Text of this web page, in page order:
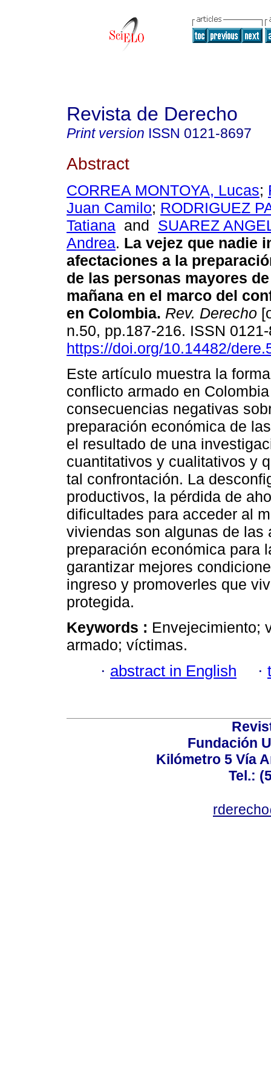
Revista de Derecho
Print version ISSN 0121-8697
Abstract
CORREA MONTOYA, Lucas;
Juan Camilo; RODRIGUEZ
Tatiana and SUAREZ
Andrea. La vejez que nadie
afectaciones a la
de las personas mayores
mañana en el marco del
en Colombia. Rev. Derecho
n.50, pp.187-216. ISSN
https://doi.org/10.14482/
Este artículo muestra la
conflicto armado en
consecuencias negativas
preparación económica de
el resultado de una
cuantitativos y cualitativos y
tal confrontación. La
productivos, la pérdida de
dificultades para acceder al
viviendas son algunas de las
preparación económica para
garantizar mejores
ingreso y promoverles que
protegida.
Keywords : Envejecimiento;
armado; víctimas.
· abstract in English ·
Fundación
Kilómetro 5 Vía
Tel.: